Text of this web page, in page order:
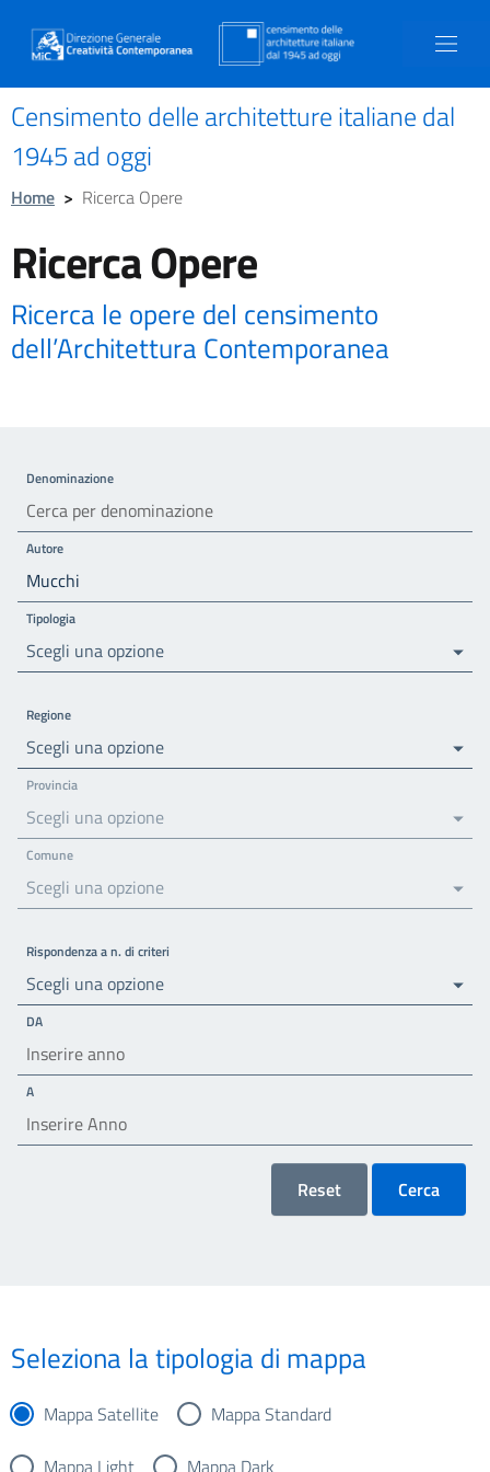
Censimento delle architetture italiane dal
1945 ad oggi
Home > Ricerca Opere
Ricerca Opere
Ricerca le opere del censimento
dell’Architettura Contemporanea
Denominazione
Autore
Tipologia
Scegli una opzione
Regione
Scegli una opzione
Provincia
Scegli una opzione
Comune
Scegli una opzione
Rispondenza a n. di criteri
Scegli una opzione
DA
A
Reset Cerca
Seleziona la tipologia di mappa
Mappa Satellite
Mappa Standard
Mappa Light
Mappa Dark